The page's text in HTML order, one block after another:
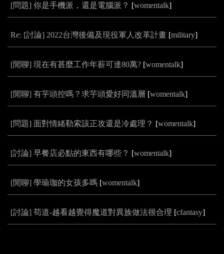
[問題] 你是手機派，還是電腦派？ [womentalk]
Re: [討論] 2022台灣後備及現役軍人改革計畫 [military]
[閒聊] 現在有甚麼工作年薪可達80萬? [womentalk]
[閒聊] 有芋頭控嗎？求芋頭愛好同溫層 [womentalk]
[問題] 面對情緒勒索該正攻還是冷處理？ [womentalk]
[討論] 早餐店必點的東西有哪些？ [womentalk]
[閒聊] 學瑜珈的女孩多嗎 [womentalk]
[討論] 苟道-越看越覺得魔道對異族做法很合理 [cfantasy]